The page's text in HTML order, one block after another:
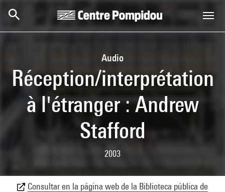
Audio
Réception/interprétation
à l'étranger : Andrew
Stafford
2003
Consultar en la página web de la Biblioteca pública de